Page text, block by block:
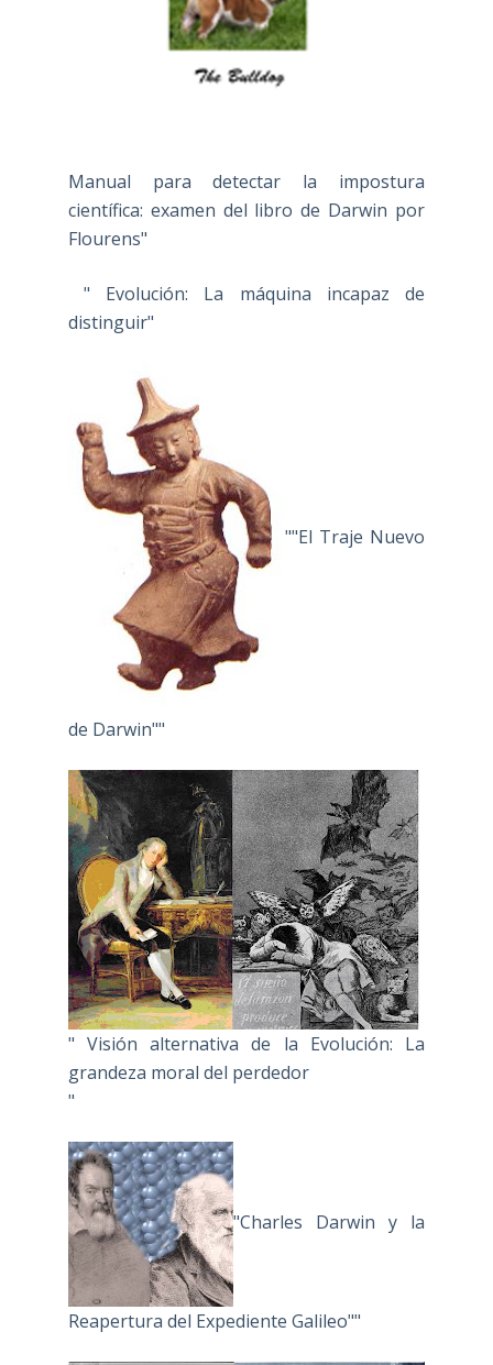
Manual para detectar la impostura
científica: examen del libro de Darwin por
Flourens"
" Evolución: La máquina incapaz de
distinguir"
""El Traje Nuevo
de Darwin""
" Visión alternativa de la Evolución: La
grandeza moral del perdedor
"
"Charles Darwin y la
Reapertura del Expediente Galileo""